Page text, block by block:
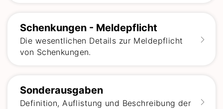
Schenkungen - Meldepflicht
Die wesentlichen Details zur Meldepflicht
von Schenkungen.
Sonderausgaben
Definition, Auflistung und Beschreibung der